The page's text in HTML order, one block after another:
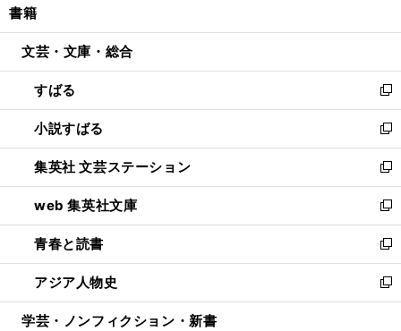
開
ウ
開
く
ン
ウ
で
開
く
ウ
ン
ド
ウ
で
開
く
書籍
文芸・文庫・総合
すばる
新
し
い
ウ
ィ
ン
ド
ウ
で
開
く
小説すばる
新
し
い
ウ
ィ
ン
ド
ウ
で
開
集英社 文芸ステーション
新
し
い
ウ
ィ
ン
ド
ウ
web 集英社文庫
新
し
い
ウ
ィ
ン
青春と読書
新
し
い
ウ
アジア人物史
新
し
学芸・ノンフィクション・新書